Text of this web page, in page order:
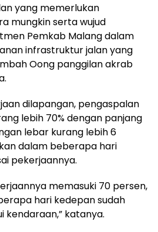
yang memerlukan
mungkin serta wujud
Pemkab Malang dalam
infrastruktur jalan yang
Oong panggilan akrab
dilapangan, pengaspalan
lebih 70% dengan panjang
lebar kurang lebih 6
dalam beberapa hari
pekerjaannya.
memasuki 70 persen,
hari kedepan sudah
kendaraan,” katanya.